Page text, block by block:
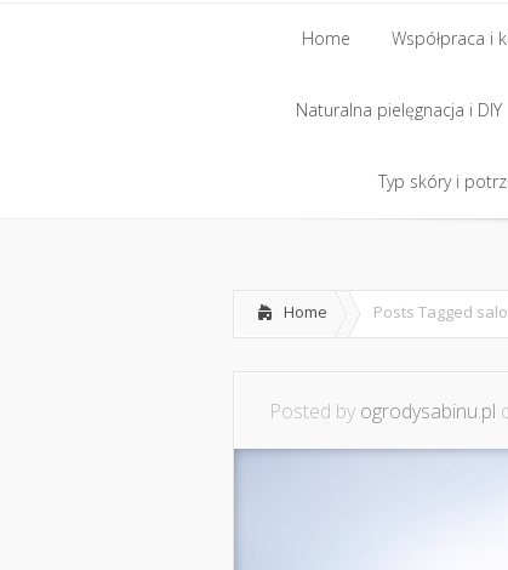
Home
Home
Współpraca i
Współpraca i
Naturalna pielęgnacja i DIY
Naturalna pielęgnacja i DIY
Typ skóry i
Home Posts Tagged
Posted by ogrodysabinu.pl